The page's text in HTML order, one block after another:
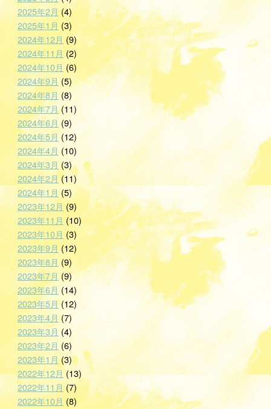
2025年2月(4)
2025年1月 (3)
2024年12月 (9)
2024年11月 (2)
2024年10月 (6)
2024年9月 (5)
2024年8月(8)
2024年7月(11)
2024年6月(9)
2024年5月 (12)
2024年4月 (10)
2024年3月 (3)
2024年2月(11)
2024年1月(5)
2023年12月 (9)
2023年11月 (10)
2023年10月 (3)
2023年9月 (12)
2023年8月 (9)
2023年7月 (9)
2023年6月 (14)
2023年5月(12)
2023年4月 (7)
2023年3月 (4)
2023年2月(6)
2023年1月(3)
2022年12月 (13)
2022年11月(7)
2022年10月 (8)